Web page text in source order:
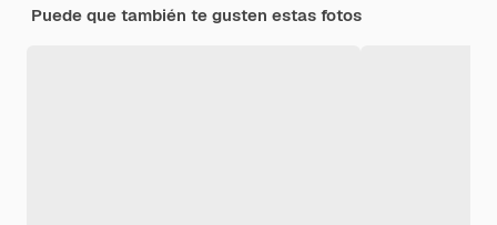
Puede que también te gusten estas fotos